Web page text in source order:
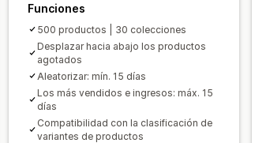
Funciones
500 productos | 30 colecciones
Desplazar hacia abajo los productos
agotados
Aleatorizar: mín. 15 días
Los más vendidos e ingresos: máx. 15
días
Compatibilidad con la clasificación de
variantes de productos